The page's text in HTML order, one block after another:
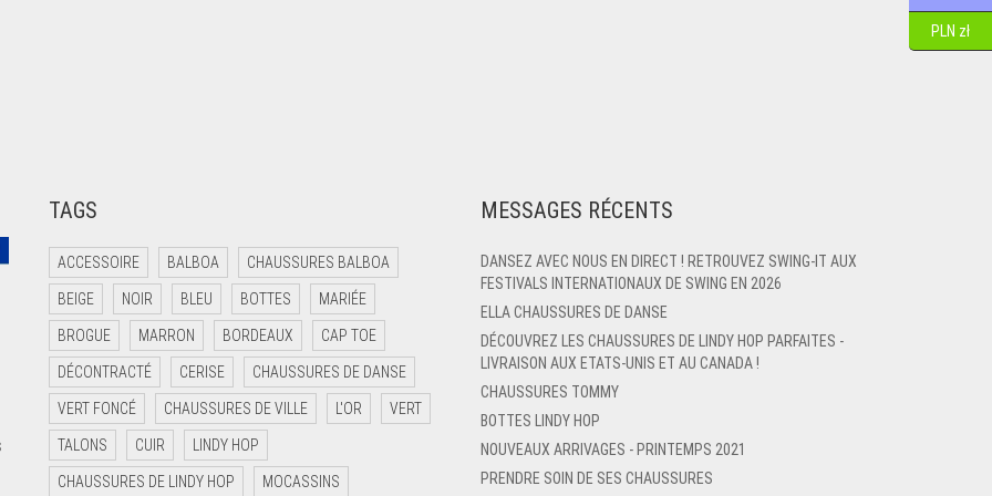
TAGS
ACCESSOIRE BALBOA CHAUSSURES BALBOA
BEIGE NOIR BLEU BOTTES MARIÉE
BROGUE MARRON BORDEAUX CAP TOE
DÉCONTRACTÉ CERISE CHAUSSURES DE DANSE
VERT FONCÉ CHAUSSURES DE VILLE L'OR VERT
TALONS CUIR LINDY HOP
CHAUSSURES DE LINDY HOP MOCASSINS
MESSAGES RÉCENTS
DANSEZ AVEC NOUS EN DIRECT ! RETROUVEZ SWING-IT AUX
FESTIVALS INTERNATIONAUX DE SWING EN 2026
ELLA CHAUSSURES DE DANSE
DÉCOUVREZ LES CHAUSSURES DE LINDY HOP PARFAITES -
LIVRAISON AUX ETATS-UNIS ET AU CANADA !
CHAUSSURES TOMMY
BOTTES LINDY HOP
NOUVEAUX ARRIVAGES - PRINTEMPS 2021
PRENDRE SOIN DE SES CHAUSSURES
PLN zł